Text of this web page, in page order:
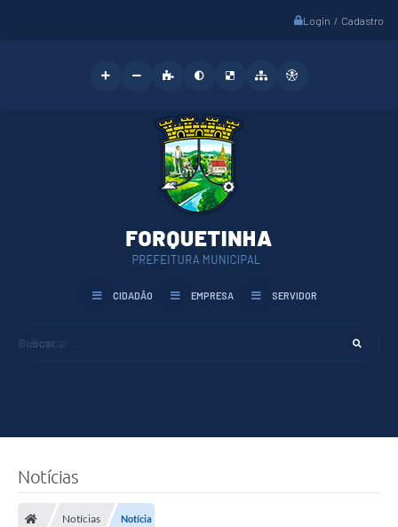
Login / Cadastro
Buscar...
CIDADÃO EMPRESA SERVIDOR
Notícias
Notícias Notícia